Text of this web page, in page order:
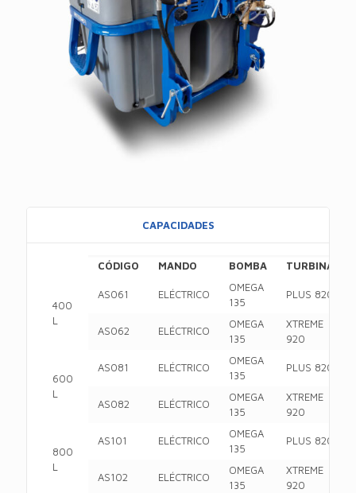
CAPACIDADES
CÓDIGO MANDO BOMBA TURBINA
400
L
AS061 ELÉCTRICO
OMEGA
135
PLUS 820
AS062 ELÉCTRICO
OMEGA
135
XTREME
920
600
L
AS081 ELÉCTRICO
OMEGA
135
PLUS 820
AS082 ELÉCTRICO
OMEGA
135
XTREME
920
800
L
AS101 ELÉCTRICO
OMEGA
135
PLUS 820
AS102 ELÉCTRICO
OMEGA
135
XTREME
920